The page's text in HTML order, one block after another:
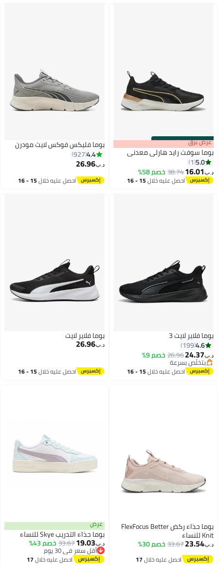
00m:00s
·باقي 100% عرض برق
بوما سوفت رايد هارلي معدني
5.0
1
د.ب‏16.01
38.74 خصم 58%
احصل عليه خلال 15 - 16
بوما فليكس فوكس لايت مودرن
4.4
927
د.ب‏26.96
احصل عليه خلال 15 - 16
بوما فلاير لايت 3
4.6
199
د.ب‏24.37
26.96 خصم 9%
بتخلّص بسرعة
بتخلّص بسرعةاحصل عليه خلال 15 - 16
بوما فلاير لايت
د.ب‏26.96
احصل عليه خلال 15 - 16
بوما حذاء ركض FlexFocus Better
Knit للنساء
د.ب‏23.54
33.67 خصم 30%
احصل عليه خلال17
عرض
بوما حذاء التدريب Skye للنساء
د.ب‏19.03
33.67 خصم 43%
أقل سعر في 30 يوم
أقل سعر في 30 يوماحصل عليه خلال17